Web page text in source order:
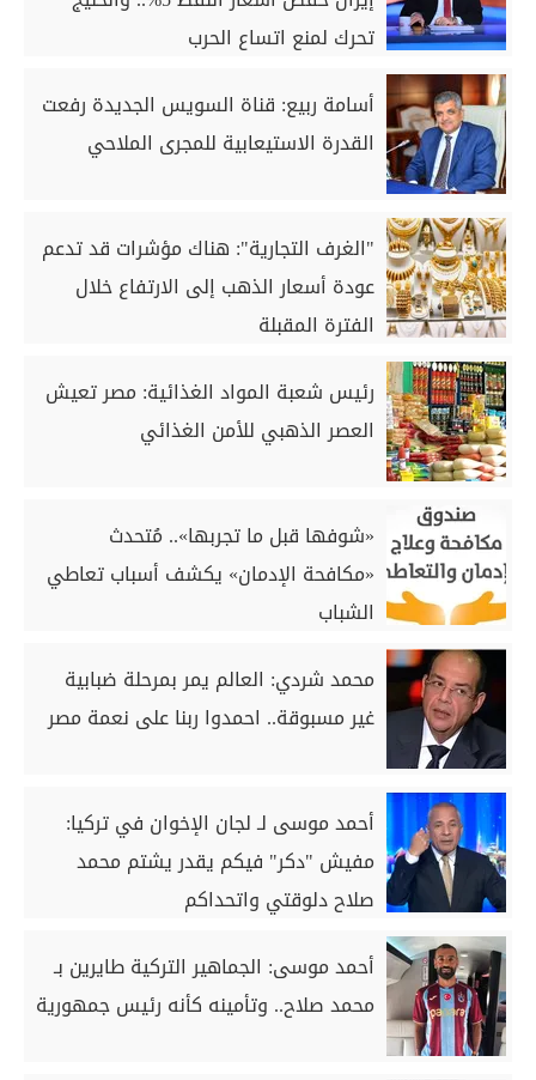
تحرك لمنع اتساع الحرب
أسامة ربيع: قناة السويس الجديدة رفعت
القدرة الاستيعابية للمجرى الملاحي
"الغرف التجارية": هناك مؤشرات قد تدعم
عودة أسعار الذهب إلى الارتفاع خلال
الفترة المقبلة
رئيس شعبة المواد الغذائية: مصر تعيش
العصر الذهبي للأمن الغذائي
«شوفها قبل ما تجربها».. مُتحدث
«مكافحة الإدمان» يكشف أسباب تعاطي
الشباب
محمد شردي: العالم يمر بمرحلة ضبابية
غير مسبوقة.. احمدوا ربنا على نعمة مصر
أحمد موسى لـ لجان الإخوان في تركيا:
مفيش "دكر" فيكم يقدر يشتم محمد
صلاح دلوقتي واتحداكم
أحمد موسى: الجماهير التركية طايرين بـ
محمد صلاح.. وتأمينه كأنه رئيس جمهورية